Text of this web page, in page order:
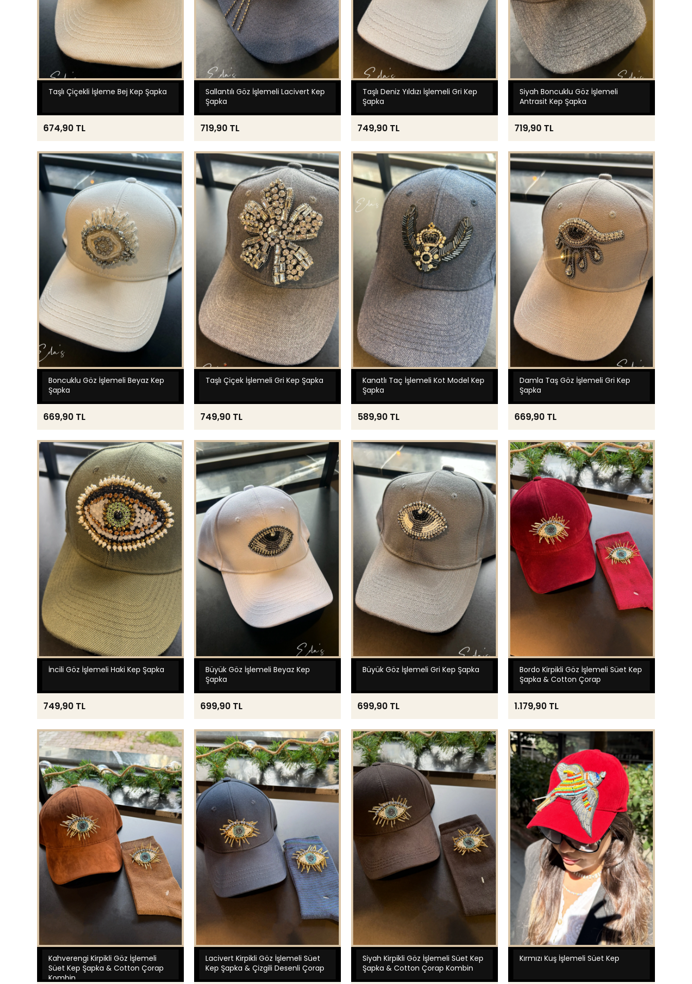
Taşlı Çiçekli İşleme Bej Kep Şapka
674,90 TL
Sallantılı Göz İşlemeli Lacivert Kep
Şapka
719,90 TL
Taşlı Deniz Yıldızı İşlemeli Gri Kep
Şapka
749,90 TL
Siyah Boncuklu Göz İşlemeli
Antrasit Kep Şapka
719,90 TL
Boncuklu Göz İşlemeli Beyaz Kep
Şapka
669,90 TL
Taşlı Çiçek İşlemeli Gri Kep Şapka
749,90 TL
Kanatlı Taç İşlemeli Kot Model Kep
Şapka
589,90 TL
Damla Taş Göz İşlemeli Gri Kep
Şapka
669,90 TL
İncili Göz İşlemeli Haki Kep Şapka
749,90 TL
Büyük Göz İşlemeli Beyaz Kep
Şapka
699,90 TL
Büyük Göz İşlemeli Gri Kep Şapka
699,90 TL
Bordo Kirpikli Göz İşlemeli Süet Kep
Şapka & Cotton Çorap
1.179,90 TL
Kahverengi Kirpikli Göz İşlemeli
Süet Kep Şapka & Cotton Çorap
Kombin
Lacivert Kirpikli Göz İşlemeli Süet
Kep Şapka & Çizgili Desenli Çorap
Siyah Kirpikli Göz İşlemeli Süet Kep
Şapka & Cotton Çorap Kombin
Kırmızı Kuş İşlemeli Süet Kep